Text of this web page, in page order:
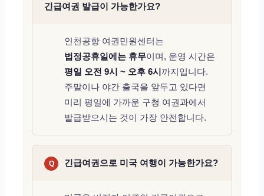
긴급여권 발급이 가능한가요?
인천공항 여권민원센터는
법정공휴일에는 휴무이며, 운영 시간은
평일 오전 9시 ~ 오후 6시 까지입니다.
주말이나 야간 출국을 앞두고 있다면
미리 평일에 가까운 구청 여권과에서
발급받으시는 것이 가장 안전합니다.
Q 긴급여권으로 미국 여행이 가능한가요?